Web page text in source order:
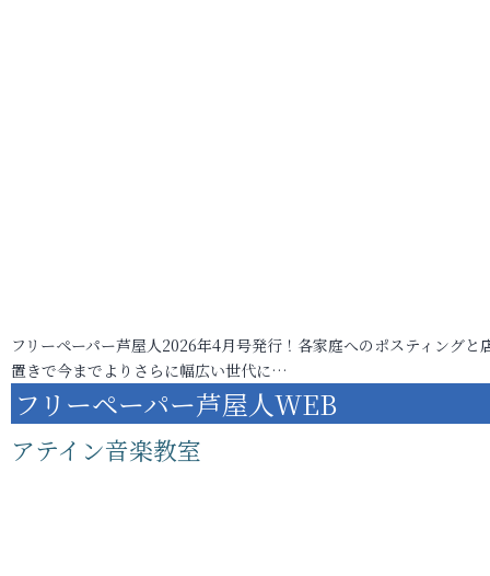
フリーペーパー芦屋人2026年4月号発行！各家庭へのポスティングと
置きで今までよりさらに幅広い世代に…
フリーペーパー芦屋人WEB
アテイン音楽教室